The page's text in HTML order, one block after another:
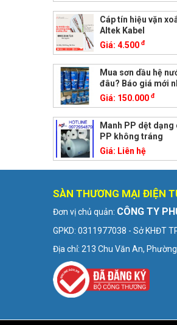
Cáp tín hiệu vặn
Altek Kabel
Giá: 4.500 đ
Mua sơn dầu hệ
đâu? Báo giá mới
Giá: 150.000 đ
Manh PP dệt
PP không tráng
Giá: Liên hệ
SÀN THƯƠNG MẠI ĐIỆN
Đơn vị chủ quản: CÔNG TY
GPKD: 0311977038 - Sở KHĐT
Địa chỉ: 213 Chu Văn An,